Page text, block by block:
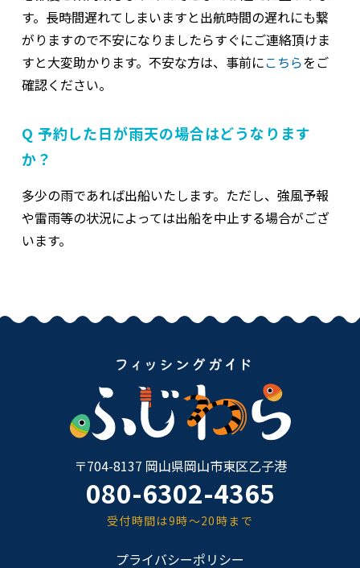
す。長時間遅れてしまいますと出航時間の遅れにも繋
がりますので不安になりましたらすぐにご連絡頂けま
すと大変助かります。不安な方は、事前にこちらをご
確認ください。
Q 予約した日が雨天の場合はどうなります
か？
多少の雨であれば出船いたします。ただし、強風予報
や雷雨等の状況によっては出船を中止する場合がござ
います。
〒704-8137 岡山県岡山市東区乙子港
080-6302-4365
受付時間は9時～20時まで
プライバシーポリシー